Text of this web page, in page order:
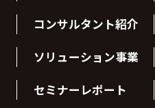
コンサルタント紹介
ソリューション事業
セミナーレポート